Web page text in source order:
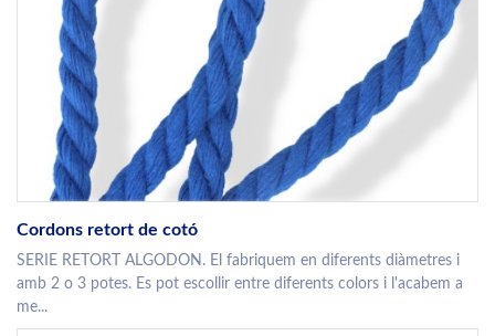
Cordons retort de cotó
SERIE RETORT ALGODON. El fabriquem en diferents diàmetres i
amb 2 o 3 potes. Es pot escollir entre diferents colors i l'acabem a
me...